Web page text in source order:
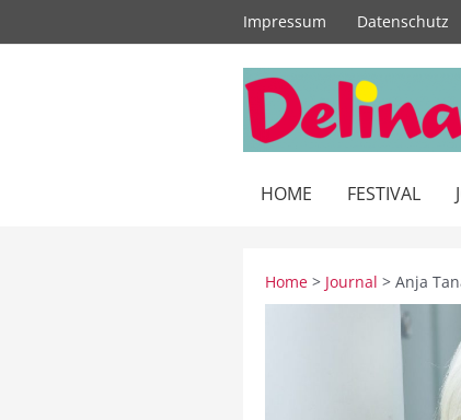
Impressum Datenschutz
HOME FESTIVAL
Home > Journal > Anja